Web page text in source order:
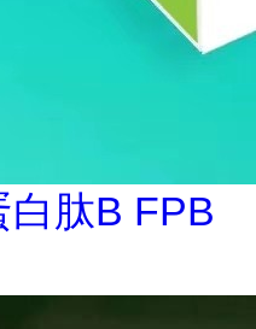
肽B FPB